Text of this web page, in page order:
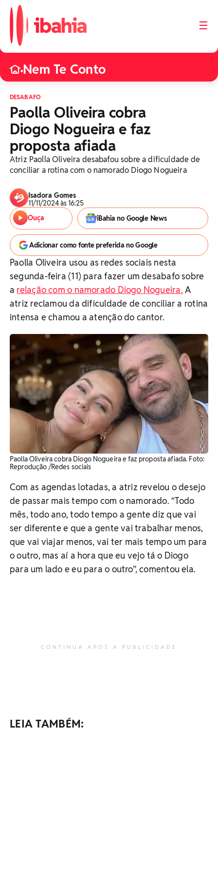
☰
•Nem Te Conto
DESABAFO
Paolla Oliveira cobra
Diogo Nogueira e faz
proposta afiada
Atriz Paolla Oliveira desabafou sobre a dificuldade de
conciliar a rotina com o namorado Diogo Nogueira
Isadora Gomes
11/11/2024 às 16:25
Ouça
iBahia no Google News
Adicionar como fonte preferida no Google
Paolla Oliveira usou as redes sociais nesta
segunda-feira (11) para fazer um desabafo sobre
a relação com o namorado Diogo Nogueira. A
atriz reclamou da dificuldade de conciliar a rotina
intensa e chamou a atenção do cantor.
Paolla Oliveira cobra Diogo Nogueira e faz proposta afiada. Foto:
Reprodução /Redes sociais
Com as agendas lotadas, a atriz revelou o desejo
de passar mais tempo com o namorado. “Todo
mês, todo ano, todo tempo a gente diz que vai
ser diferente e que a gente vai trabalhar menos,
que vai viajar menos, vai ter mais tempo um para
o outro, mas aí a hora que eu vejo tá o Diogo
para um lado e eu para o outro”, comentou ela.
CONTINUA APÓS A PUBLICIDADE
LEIA TAMBÉM: